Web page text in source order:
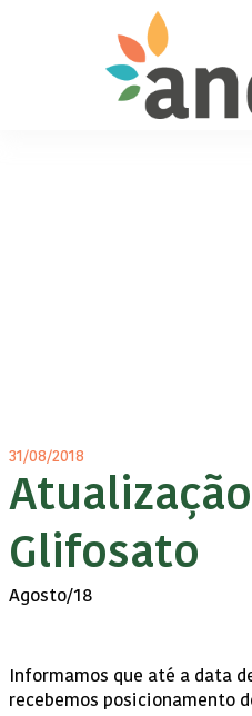
31/08/2018
Glifosato
Agosto/18
Informamos que até a data
recebemos posicionamento